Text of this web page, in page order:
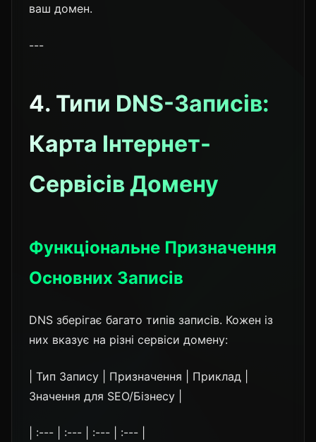
ваш домен.
---
4. Типи DNS-Записів:
Карта Інтернет-
Сервісів Домену
Функціональне Призначення
Основних Записів
DNS зберігає багато типів записів. Кожен із
них вказує на різні сервіси домену:
| Тип Запису | Призначення | Приклад |
Значення для SEO/Бізнесу |
| :--- | :--- | :--- | :--- |